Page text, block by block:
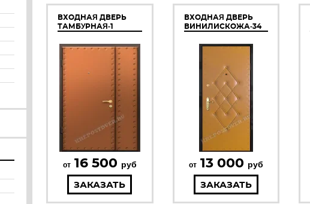
ВХОДНАЯ ДВЕРЬ
ТАМБУРНАЯ-1
от 16 500 руб
ЗАКАЗАТЬ
ВХОДНАЯ ДВЕРЬ
ВИНИЛИСКОЖА-34
от 13 000 руб
ЗАКАЗАТЬ